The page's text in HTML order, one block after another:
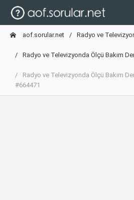
aof.sorular.net Radyo ve
Radyo ve Televizyonda Ölçü Bakım
Radyo ve Televizyonda Ölçü Bakım
#664471